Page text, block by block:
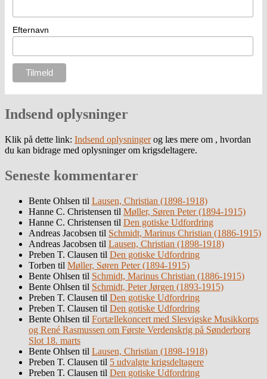
Efternavn
Indsend oplysninger
Klik på dette link: Indsend oplysningerog læs mere om , hvordan
du kan bidrage med oplysninger om krigsdeltagere.
Seneste kommentarer
Bente Ohlsen til Lausen, Christian (1898-1918)
Hanne C. Christensen til Møller, Søren Peter (1894-1915)
Hanne C. Christensen til Den gotiske Udfordring
Andreas Jacobsen til Schmidt, Marinus Christian (1886-1915)
Andreas Jacobsen til Lausen, Christian (1898-1918)
Preben T. Clausen til Den gotiske Udfordring
Torben til Møller, Søren Peter (1894-1915)
Bente Ohlsen til Schmidt, Marinus Christian (1886-1915)
Bente Ohlsen til Schmidt, Peter Jørgen (1893-1915)
Preben T. Clausen til Den gotiske Udfordring
Preben T. Clausen til Den gotiske Udfordring
Bente Ohlsen til Fortællekoncert med Slesvigske Musikkorps
og René Rasmussen om Første Verdenskrig på Sønderborg
Slot 18. marts
Bente Ohlsen til Lausen, Christian (1898-1918)
Preben T. Clausen til 5 udvalgte krigsdeltagere
Preben T. Clausen til Den gotiske Udfordring